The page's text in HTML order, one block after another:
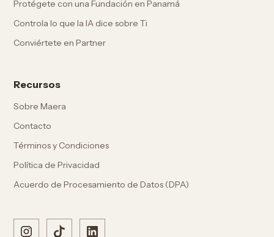
Protégete con una Fundación en Panamá
Controla lo que la IA dice sobre Ti
Conviértete en Partner
Recursos
Sobre Maera
Contacto
Términos y Condiciones
Política de Privacidad
Acuerdo de Procesamiento de Datos (DPA)